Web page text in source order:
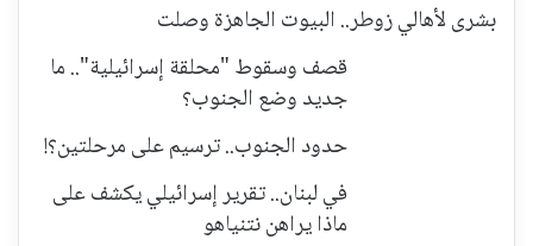
بشرى لأهالي زوطر.. البيوت الجاهزة وصلت
قصف وسقوط "محلقة إسرائيلية".. ما
جديد وضع الجنوب؟
حدود الجنوب.. ترسيم على مرحلتين؟!
في لبنان.. تقرير إسرائيلي يكشف على
ماذا يراهن نتنياهو